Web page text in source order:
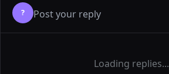
?
Loading replies...